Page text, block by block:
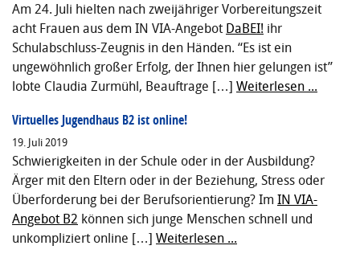
Am 24. Juli hielten nach zweijähriger Vorbereitungszeit
acht Frauen aus dem IN VIA-Angebot DaBEI! ihr
Schulabschluss-Zeugnis in den Händen. “Es ist ein
ungewöhnlich großer Erfolg, der Ihnen hier gelungen ist”
lobte Claudia Zurmühl, Beauftrage […] Weiterlesen ...
Virtuelles Jugendhaus B2 ist online!
19. Juli 2019
Schwierigkeiten in der Schule oder in der Ausbildung?
Ärger mit den Eltern oder in der Beziehung, Stress oder
Überforderung bei der Berufsorientierung? Im IN VIA-
Angebot B2 können sich junge Menschen schnell und
unkompliziert online […] Weiterlesen ...